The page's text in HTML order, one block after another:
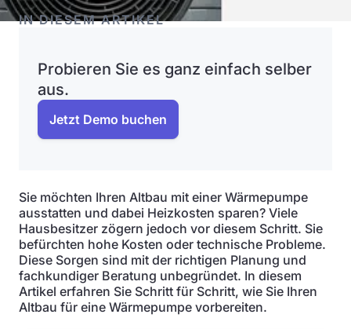
IN DIESEM ARTIKEL
Probieren Sie es ganz einfach selber
aus.
Jetzt Demo buchen
Sie möchten Ihren Altbau mit einer Wärmepumpe
ausstatten und dabei Heizkosten sparen? Viele
Hausbesitzer zögern jedoch vor diesem Schritt. Sie
befürchten hohe Kosten oder technische Probleme.
Diese Sorgen sind mit der richtigen Planung und
fachkundiger Beratung unbegründet. In diesem
Artikel erfahren Sie Schritt für Schritt, wie Sie Ihren
Altbau für eine Wärmepumpe vorbereiten.